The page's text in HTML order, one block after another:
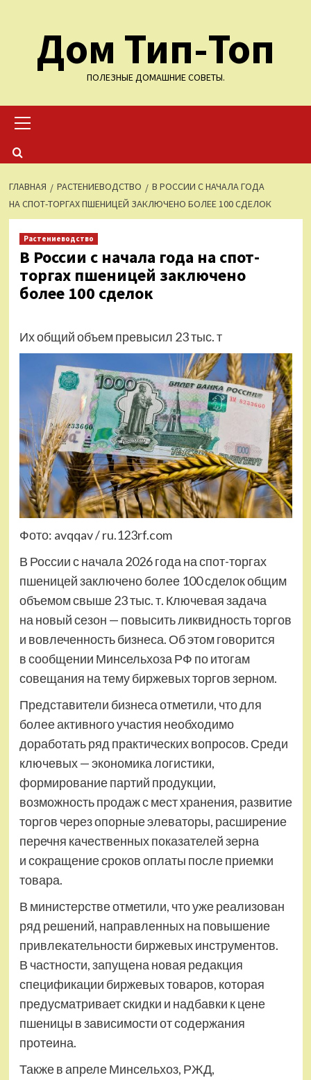
содержимомуДом Тип-Топ
ПОЛЕЗНЫЕ ДОМАШНИЕ СОВЕТЫ.
меню
ГЛАВНАЯ РАСТЕНИЕВОДСТВО
В РОССИИ С НАЧАЛА ГОДА
НА СПОТ-ТОРГАХ ПШЕНИЦЕЙ ЗАКЛЮЧЕНО БОЛЕЕ 100 СДЕЛОК
Растениеводство
В России с начала года на спот-
торгах пшеницей заключено
более 100 сделок
Их общий объем превысил 23 тыс. т
Фото: avqqav / ru.123rf.com
В России с начала 2026 года на спот-торгах
пшеницей заключено более 100 сделок общим
объемом свыше 23 тыс. т. Ключевая задача
на новый сезон — повысить ликвидность торгов
и вовлеченность бизнеса. Об этом говорится
в сообщении Минсельхоза РФ по итогам
совещания на тему биржевых торгов зерном.
Представители бизнеса отметили, что для
более активного участия необходимо
доработать ряд практических вопросов. Среди
ключевых — экономика логистики,
формирование партий продукции,
возможность продаж с мест хранения, развитие
торгов через опорные элеваторы, расширение
перечня качественных показателей зерна
и сокращение сроков оплаты после приемки
товара.
В министерстве отметили, что уже реализован
ряд решений, направленных на повышение
привлекательности биржевых инструментов.
В частности, запущена новая редакция
спецификации биржевых товаров, которая
предусматривает скидки и надбавки к цене
пшеницы в зависимости от содержания
протеина.
Также в апреле Минсельхоз, РЖД,